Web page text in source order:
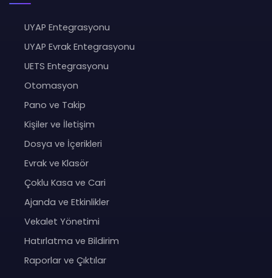
UYAP Entegrasyonu
UYAP Evrak Entegrasyonu
UETS Entegrasyonu
Otomasyon
Pano ve Takip
Kişiler ve İletişim
Dosya ve İçerikleri
Evrak ve Klasör
Çoklu Kasa ve Cari
Ajanda ve Etkinlikler
Vekalet Yönetimi
Hatırlatma ve Bildirim
Raporlar ve Çıktılar